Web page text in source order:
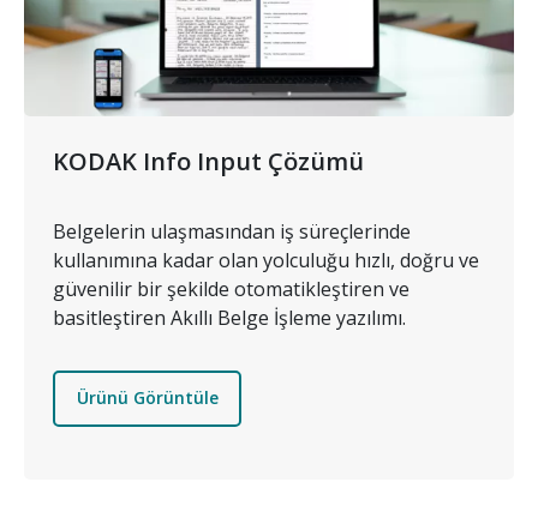
KODAK Info Input Çözümü
Belgelerin ulaşmasından iş süreçlerinde
kullanımına kadar olan yolculuğu hızlı, doğru ve
güvenilir bir şekilde otomatikleştiren ve
basitleştiren Akıllı Belge İşleme yazılımı.
Ürünü Görüntüle